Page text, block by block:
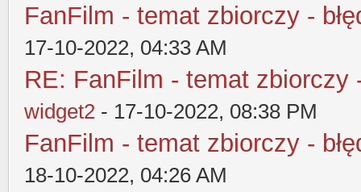
FanFilm - temat zbiorczy -
17-10-2022, 04:33 AM
RE: FanFilm - temat zbiorczy
widget2 - 17-10-2022, 08:38 PM
FanFilm - temat zbiorczy -
18-10-2022, 04:26 AM